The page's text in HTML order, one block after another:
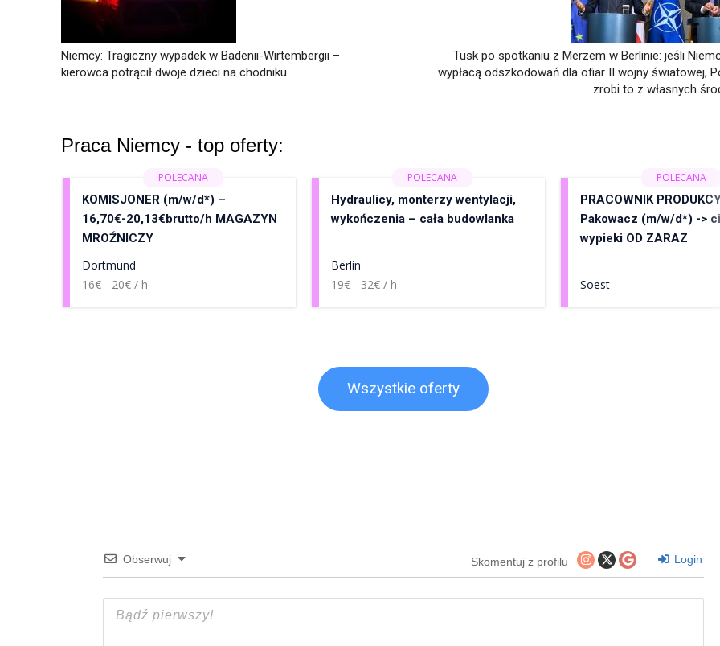
Niemcy: Tragiczny wypadek w Badenii-Wirtembergii –
kierowca potrącił dwoje dzieci na chodniku
Tusk po spotkaniu z Merzem w Berlinie: jeśli
wypłacą odszkodowań dla ofiar II wojny światowej,
zrobi to z własnych
Praca Niemcy - top oferty:
KOMISJONER (m/w/d*) –
16,70€-20,13€brutto/h MAGAZYN
MROŹNICZY
Dortmund
16€ - 20€ / h
Hydraulicy, monterzy wentylacji,
wykończenia – cała budowlanka
Berlin
19€ - 32€ / h
PRACOWNIK
Pakowacz (m/w/d*) ->
wypieki OD ZARAZ
Soest
Wszystkie oferty
Obserwuj Skomentuj z profilu Login